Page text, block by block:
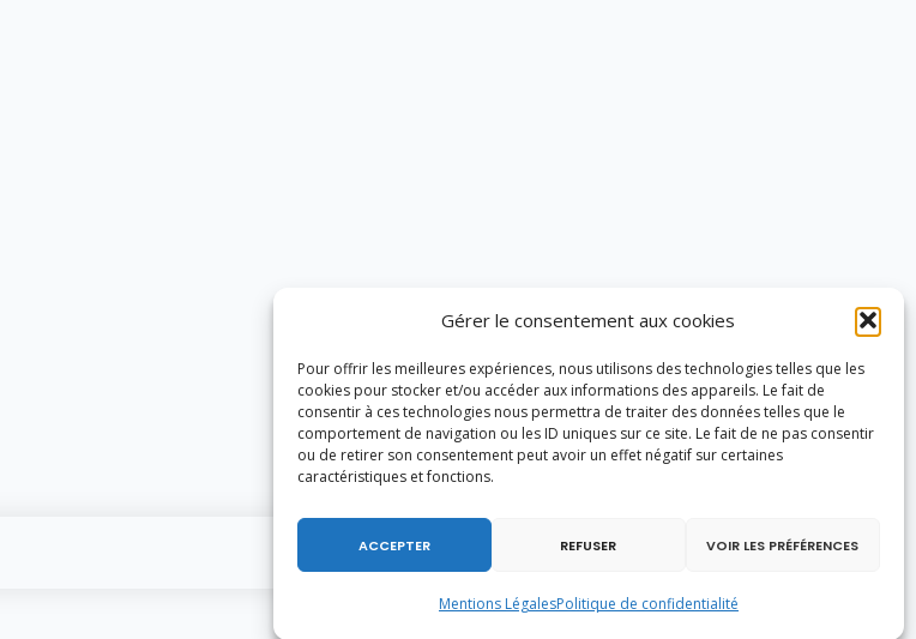
Gérer le consentement aux cookies
Pour offrir les meilleures expériences, nous utilisons des technologies telles que les
cookies pour stocker et/ou accéder aux informations des appareils. Le fait de
consentir à ces technologies nous permettra de traiter des données telles que le
comportement de navigation ou les ID uniques sur ce site. Le fait de ne pas consentir
ou de retirer son consentement peut avoir un effet négatif sur certaines
caractéristiques et fonctions.
ACCEPTER REFUSER VOIR LES PRÉFÉRENCES
Mentions LégalesPolitique de confidentialité